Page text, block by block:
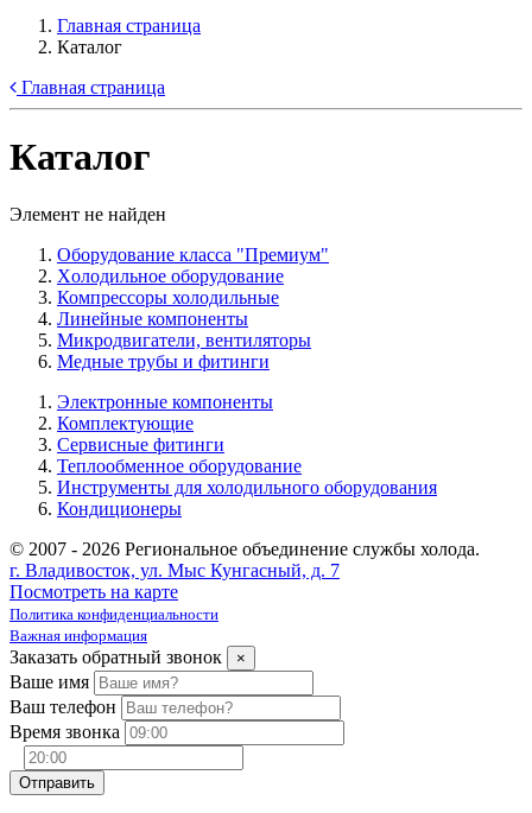
Главная страница
Каталог
Главная страница
Каталог
Элемент не найден
Оборудование класса "Премиум"
Xолодильное оборудование
Компрессоры холодильные
Линейные компоненты
Микродвигатели, вентиляторы
Медные трубы и фитинги
Электронные компоненты
Комплектующие
Сервисные фитинги
Теплообменное оборудование
Инструменты для холодильного оборудования
Кондиционеры
© 2007 - 2026 Региональное объединение службы холода.
г. Владивосток, ул. Мыс Кунгасный, д. 7
Посмотреть на карте
Политика конфиденциальности
Важная информация
Заказать обратный звонок ×
Ваше имя
Ваш телефон
Время звонка